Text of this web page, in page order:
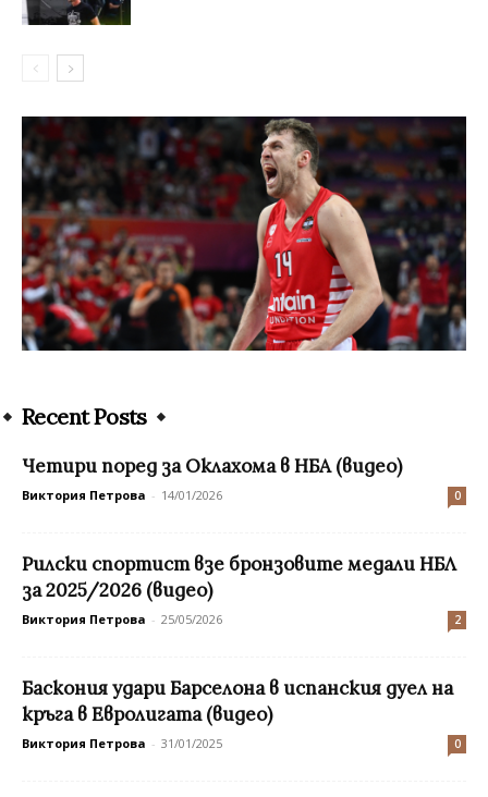
Recent Posts
Четири поред за Оклахома в НБА (видео)
Виктория Петрова - 14/01/2026 0
Рилски спортист взе бронзовите медали НБЛ
за 2025/2026 (видео)
Виктория Петрова - 25/05/2026 2
Баскония удари Барселона в испанския дуел на
кръга в Евролигата (видео)
Виктория Петрова - 31/01/2025 0